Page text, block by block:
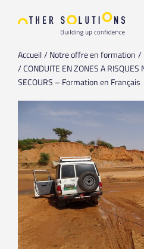
Accueil Notre offre en formation
CONDUITE EN ZONES A
SECOURS – Formation en Français